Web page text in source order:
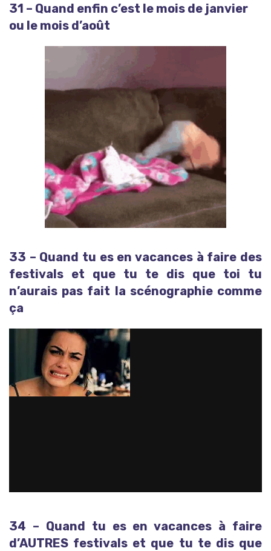
31 – Quand enfin c’est le mois de janvier
ou le mois d’août
33 – Quand tu es en vacances à faire des
festivals et que tu te dis que toi tu
n’aurais pas fait la scénographie comme
ça
34 – Quand tu es en vacances à faire
d’AUTRES festivals et que tu te dis que